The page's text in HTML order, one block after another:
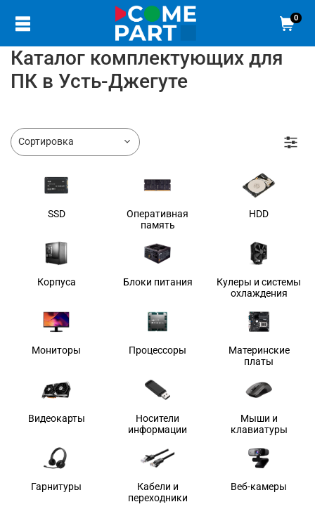
0
Каталог комплектующих для
ПК в Усть-Джегуте
SSD
Оперативная
память
HDD
Корпуса Блоки питания
Кулеры и системы
охлаждения
Мониторы Процессоры
Материнские
платы
Видеокарты
Носители
информации
Мыши и
клавиатуры
Гарнитуры
Кабели и
переходники
Веб-камеры